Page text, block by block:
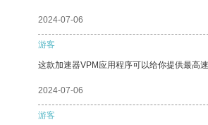
2024-07-06
游客
这款加速器VPM应用程序可以给你提供最高
2024-07-06
游客